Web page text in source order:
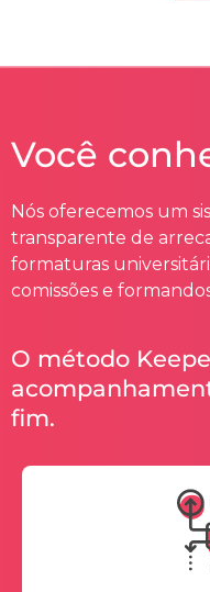
Você
Nós oferecemos um
transparente de
formaturas
comissões e
O método
fim.